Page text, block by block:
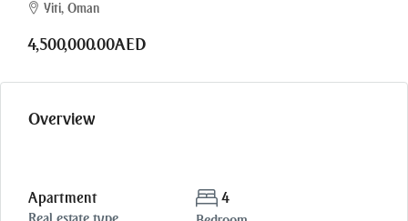
Yiti, Oman
4,500,000.00AED
Overview
Apartment 4